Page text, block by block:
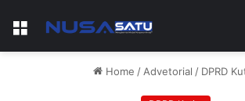
Menu
Home / Advetorial / DPRD